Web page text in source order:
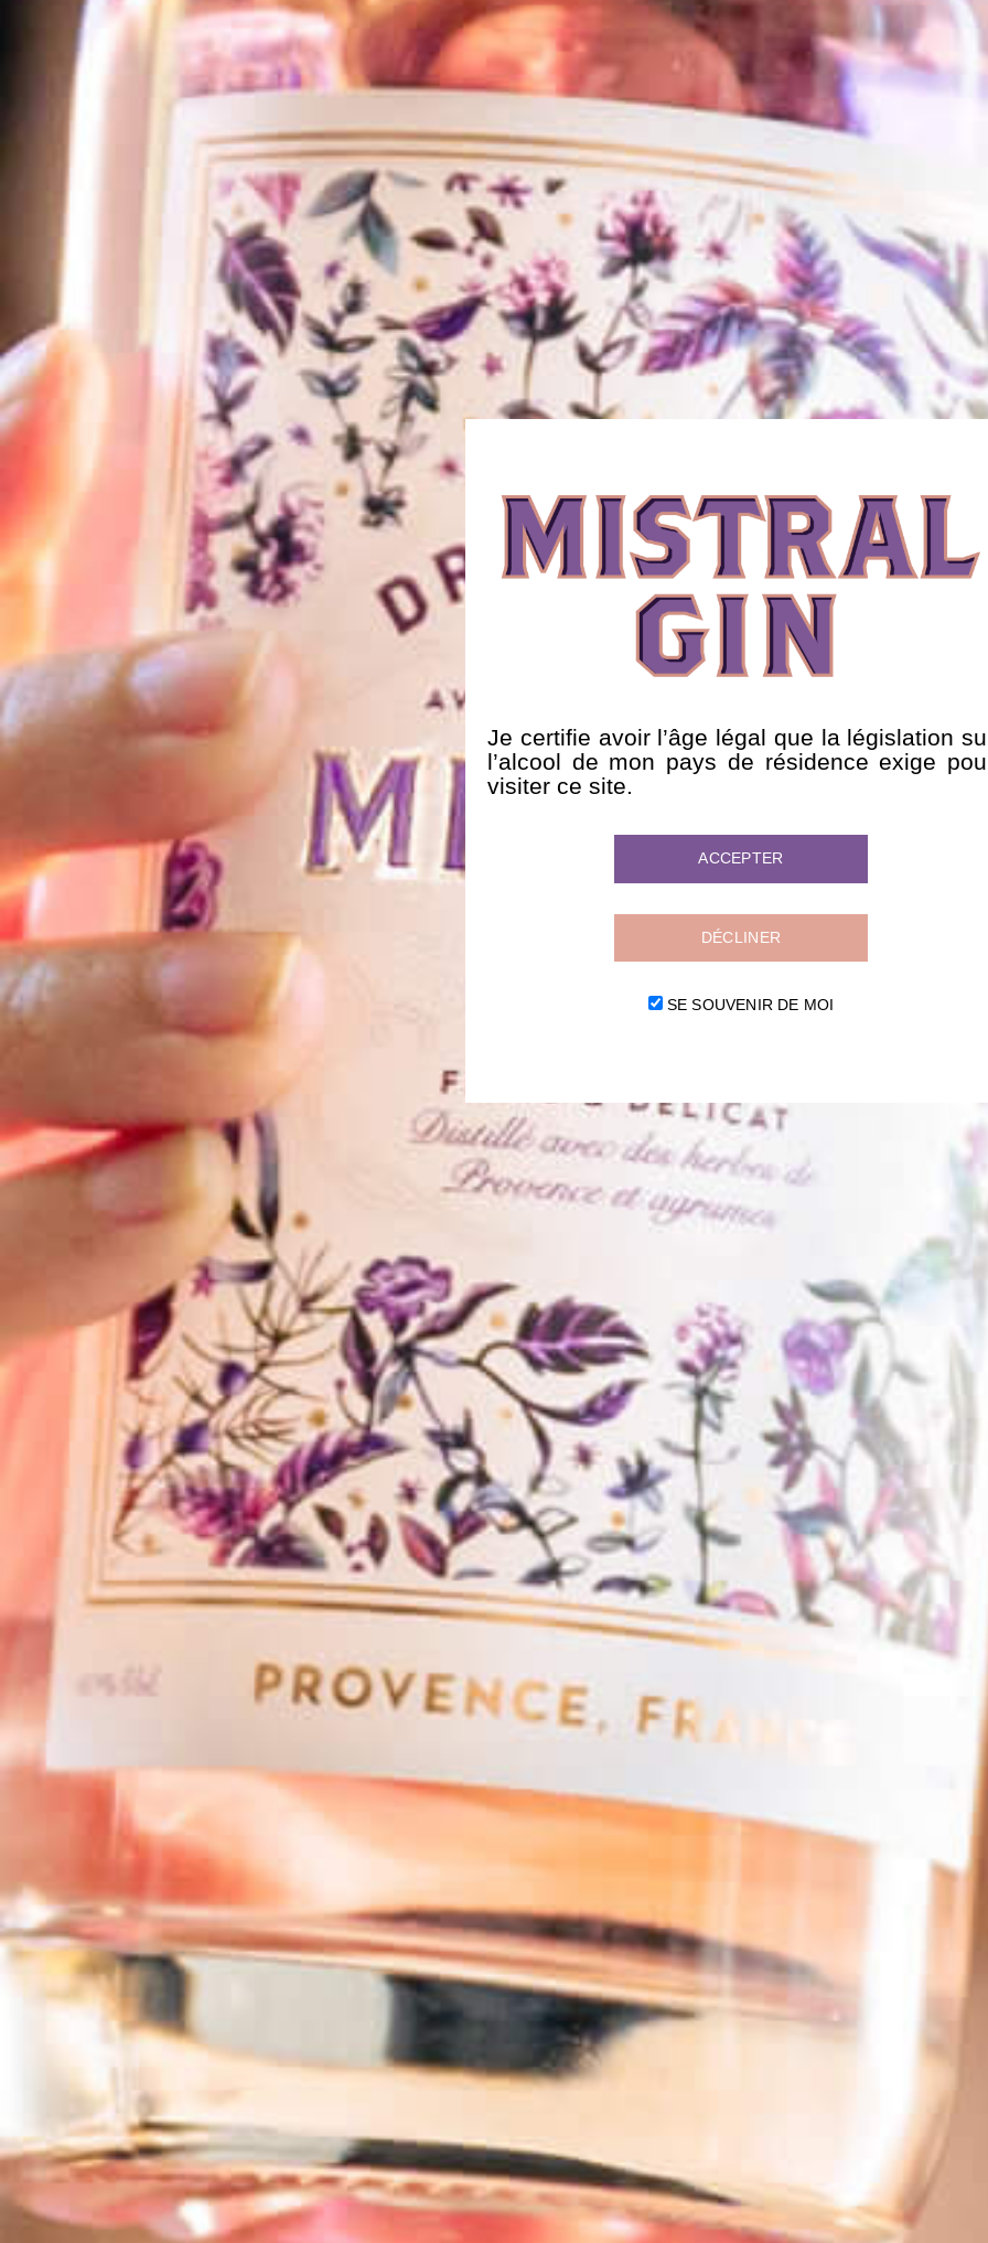
Je certifie avoir l’âge légal que la législation
l’alcool de mon pays de résidence exige
visiter ce site.
ACCEPTER
DÉCLINER
SE SOUVENIR DE MOI
EN SAVOIR PLUS
MISTRALGIN ROSÉ
MistralGin Rosé
,
célèbre la vie en rose. En associant la base
emblématique des 6 plantes caractéristiques des gins contemporains
aux nuances florales des agrumes et herbes de Provence. Le thym et
ses fleurs ainsi que le fenouil apportent à notre gin rosé ces notes de
garrigues caractéristiques de l’intérieur de la Provence.
Découvrir MistralGin Rosé
transporte les sens vers
rivages scintillants de la
accents d’agrumes
provençales, ce gin incarne
Nos meilleurs
COCKTAILS
OYSTERTINI BIG RED MULLET
FENN’TASTIC